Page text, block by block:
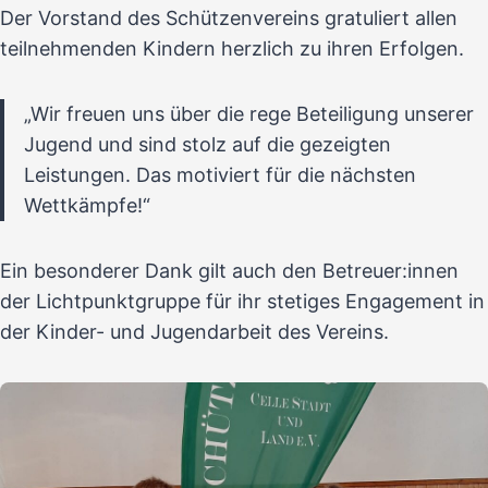
Der Vorstand des Schützenvereins gratuliert allen
teilnehmenden Kindern herzlich zu ihren Erfolgen.
„Wir freuen uns über die rege Beteiligung unserer
Jugend und sind stolz auf die gezeigten
Leistungen. Das motiviert für die nächsten
Wettkämpfe!“
Ein besonderer Dank gilt auch den Betreuer:innen
der Lichtpunktgruppe für ihr stetiges Engagement in
der Kinder- und Jugendarbeit des Vereins.